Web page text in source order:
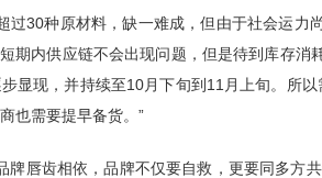
过30种原材料，缺一难成，但由于社会运力
期内供应链不会出现问题，但是待到库存
显现，并持续至10月下旬到11月上旬。所
也需要提早备货。”
唇齿相依，品牌不仅要自救，更要同多方